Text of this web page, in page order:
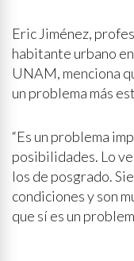
Eric Jiménez,
habitante urbano
UNAM, menciona
un problema más
“Es un problema
posibilidades. Lo
los de posgrado.
condiciones y son
que sí es un